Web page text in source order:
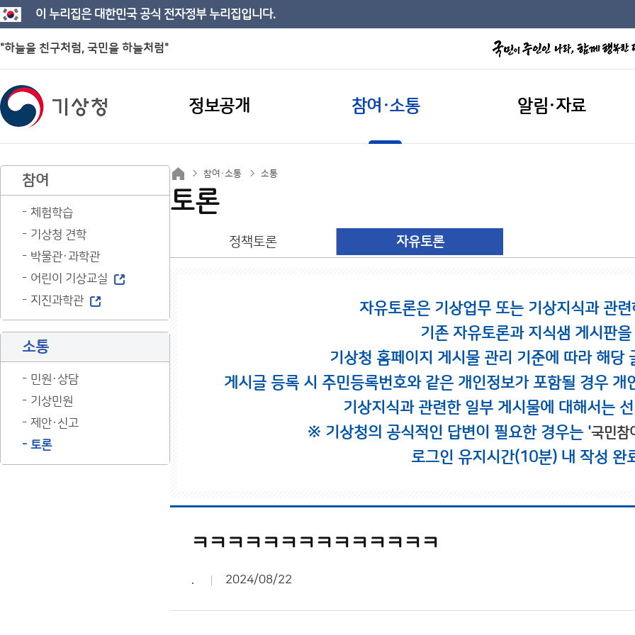
이 누리집은 대한민국 공식 전자정부 누리집입니다.
"하늘을 친구처럼, 국민을 하늘처럼"
정보공개 참여·소통 알림·자료
참여
체험학습
기상청 견학
박물관·과학관
어린이 기상교실
지진과학관
소통
민원·상담
기상민원
제안·신고
토론
참여·소통 소통
토론
정책토론 자유토론
자유토론은 기상업무 또는 기상지식과 관
기존 자유토론과 지식샘 게시판
기상청 홈페이지 게시물 관리 기준에 따라 해당
게시글 등록 시 주민등록번호와 같은 개인정보가 포함될 경우
기상지식과 관련한 일부 게시물에 대해서는
※ 기상청의 공식적인 답변이 필요한 경우는 '국민참
로그인 유지시간(10분) 내 작성 완
ㅋㅋㅋㅋㅋㅋㅋㅋㅋㅋㅋㅋㅋㅋ
. 2024/08/22